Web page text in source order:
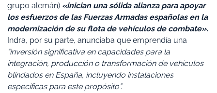
grupo alemán) «inician una sólida alianza para apoyar
los esfuerzos de las Fuerzas Armadas españolas en la
modernización de su flota de vehículos de combate».
Indra, por su parte, anunciaba que emprendía una
“inversión significativa en capacidades para la
integración, producción o transformación de vehículos
blindados en España, incluyendo instalaciones
específicas para este propósito”.